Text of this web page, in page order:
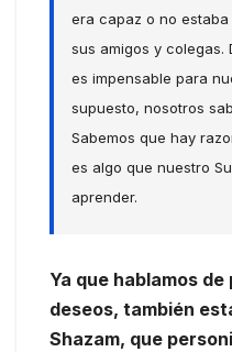
era capaz o no
sus amigos y colegas.
es impensable para
supuesto, nosotros
Sabemos que hay
es algo que nuestro
aprender.
Ya que hablamos
deseos, también
Shazam, que